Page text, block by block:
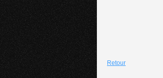
Retour